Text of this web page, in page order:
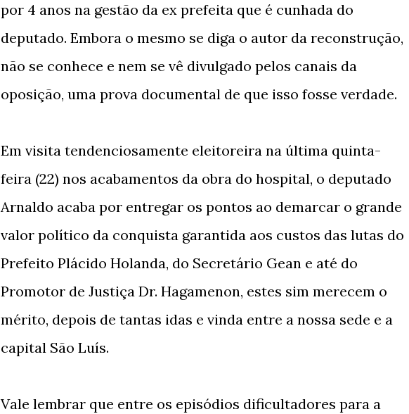
por 4 anos na gestão da ex prefeita que é cunhada do
deputado. Embora o mesmo se diga o autor da reconstrução,
não se conhece e nem se vê divulgado pelos canais da
oposição, uma prova documental de que isso fosse verdade.
Em visita tendenciosamente eleitoreira na última quinta-
feira (22) nos acabamentos da obra do hospital, o deputado
Arnaldo acaba por entregar os pontos ao demarcar o grande
valor político da conquista garantida aos custos das lutas do
Prefeito Plácido Holanda, do Secretário Gean e até do
Promotor de Justiça Dr. Hagamenon, estes sim merecem o
mérito, depois de tantas idas e vinda entre a nossa sede e a
capital São Luís.
Vale lembrar que entre os episódios dificultadores para a